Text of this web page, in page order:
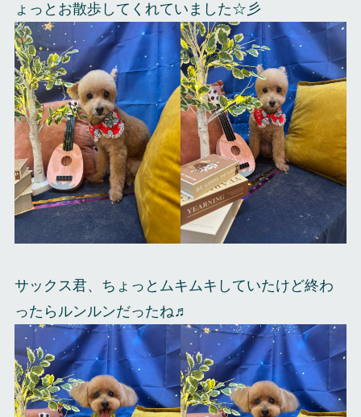
ょっとお散歩してくれていました☆彡
サックス君、ちょっとムキムキしていたけど終わ
ったらルンルンだったね♬